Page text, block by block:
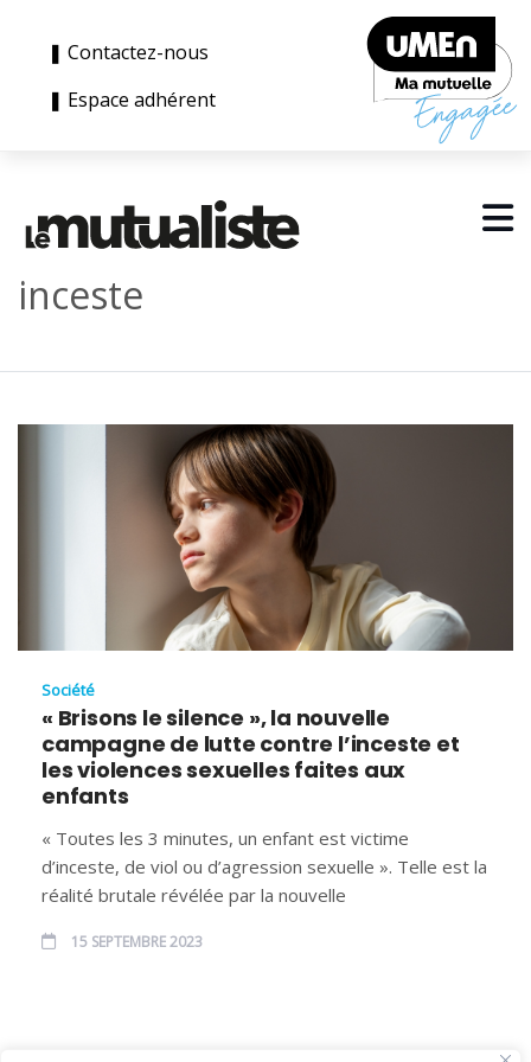
❚ Contactez-nous
❚ Espace adhérent
inceste
Société
« Brisons le silence », la nouvelle
campagne de lutte contre l’inceste et
les violences sexuelles faites aux
enfants
« Toutes les 3 minutes, un enfant est victime
d’inceste, de viol ou d’agression sexuelle ». Telle est la
réalité brutale révélée par la nouvelle
15 SEPTEMBRE 2023